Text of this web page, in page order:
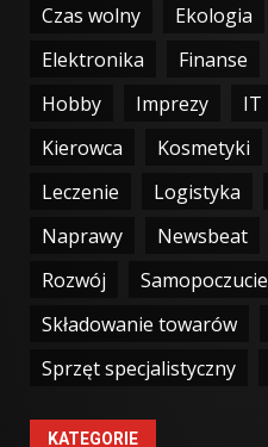
Czas wolny
Ekologia
Elektronika
Finanse
Hobby
Imprezy IT
Kierowca
Kosmetyki
Leczenie
Logistyka
Naprawy
Newsbeat
Rozwój
Samopoczucie
Składowanie towarów
Sprzęt specjalistyczny
KATEGORIE